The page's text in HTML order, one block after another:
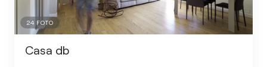
24 FOTO
Casa db